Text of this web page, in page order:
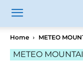
Home METEO
METEO